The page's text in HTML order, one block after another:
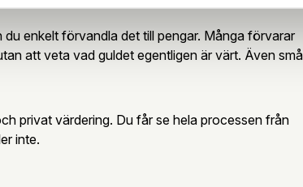
enkelt förvandla det till pengar. Många förvarar
att veta vad guldet egentligen är värt. Även små
privat värdering. Du får se hela processen från
inte.